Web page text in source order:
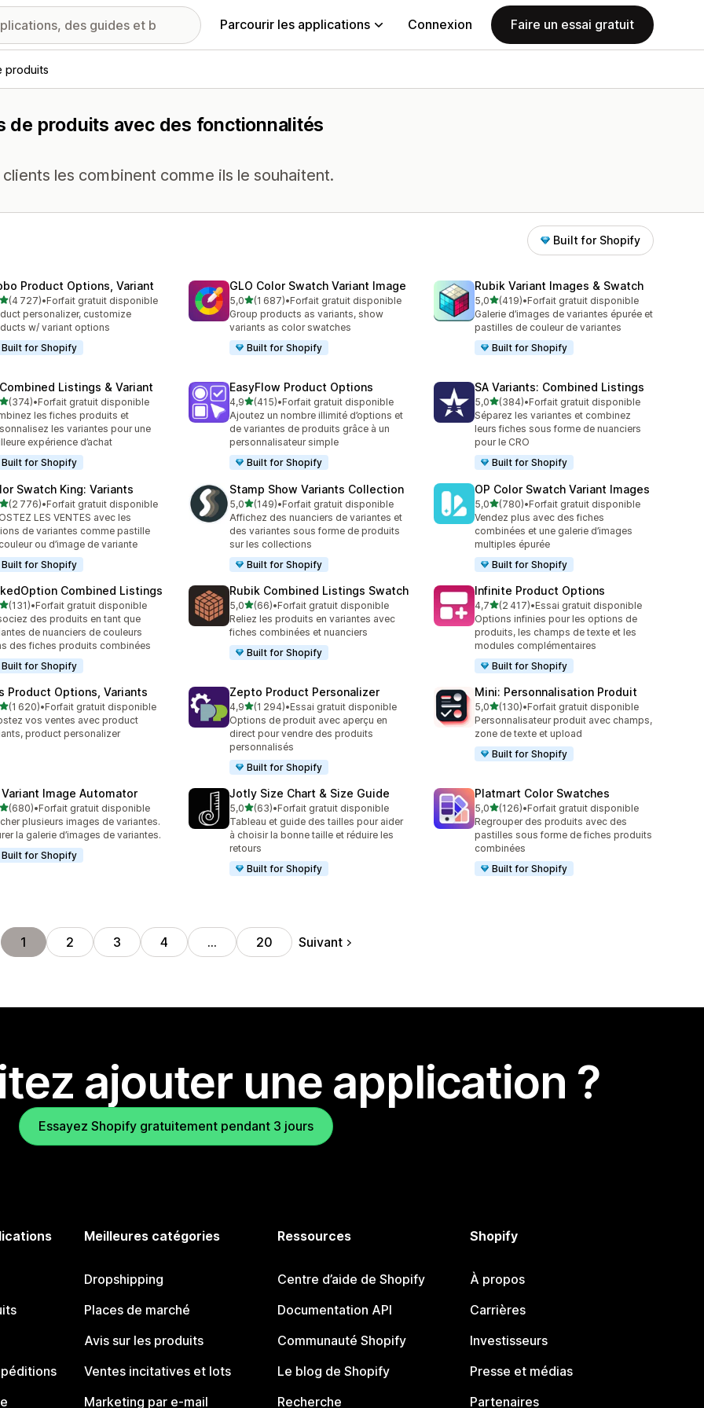
Parcourir les applications Connexion Faire un essai gratuit
produits
de produits avec des fonctionnalités
les combinent comme ils le souhaitent.
Built for Shopify
Product Options, Variant
étoile(s) sur 5
(4 727)
avis au total
•Forfait gratuit disponible
personalizer, customize
w/ variant options
Built for Shopify
GLO Color Swatch Variant Image
5,0étoile(s) sur 5
(1 687)
1687 avis au total
•Forfait gratuit disponible
Group products as variants, show
variants as color swatches
Built for Shopify
Rubik Variant Images & Swatch
5,0étoile(s) sur 5
(419)
419 avis au total
•Forfait gratuit disponible
Galerie d’images de variantes épurée et
pastilles de couleur de variantes
Built for Shopify
Listings & Variant
étoile(s) sur 5
(374)
avis au total
•Forfait gratuit disponible
les fiches produits et
les variantes pour une
expérience d’achat
Built for Shopify
EasyFlow Product Options
4,9étoile(s) sur 5
(415)
415 avis au total
•Forfait gratuit disponible
Ajoutez un nombre illimité d’options et
de variantes de produits grâce à un
personnalisateur simple
Built for Shopify
SA Variants: Combined Listings
5,0étoile(s) sur 5
(384)
384 avis au total
•Forfait gratuit disponible
Séparez les variantes et combinez
leurs fiches sous forme de nuanciers
pour le CRO
Built for Shopify
Swatch King: Variants
étoile(s) sur 5
(2 776)
avis au total
•Forfait gratuit disponible
LES VENTES avec les
de variantes comme pastille
ou d’image de variante
Built for Shopify
Stamp Show Variants Collection
5,0étoile(s) sur 5
(149)
149 avis au total
•Forfait gratuit disponible
Affichez des nuanciers de variantes et
des variantes sous forme de produits
sur les collections
Built for Shopify
OP Color Swatch Variant Images
5,0étoile(s) sur 5
(780)
780 avis au total
•Forfait gratuit disponible
Vendez plus avec des fiches
combinées et une galerie d’images
multiples épurée
Built for Shopify
Combined Listings
étoile(s) sur 5
(131)
avis au total
•Forfait gratuit disponible
des produits en tant que
de nuanciers de couleurs
des fiches produits combinées
Built for Shopify
Rubik Combined Listings Swatch
5,0étoile(s) sur 5
(66)
66 avis au total
•Forfait gratuit disponible
Reliez les produits en variantes avec
fiches combinées et nuanciers
Built for Shopify
Infinite Product Options
4,7étoile(s) sur 5
(2 417)
2417 avis au total
•Essai gratuit disponible
Options infinies pour les options de
produits, les champs de texte et les
modules complémentaires
Built for Shopify
Product Options, Variants
étoile(s) sur 5
(1 620)
avis au total
•Forfait gratuit disponible
vos ventes avec product
product personalizer
Zepto Product Personalizer
4,9étoile(s) sur 5
(1 294)
1294 avis au total
•Essai gratuit disponible
Options de produit avec aperçu en
direct pour vendre des produits
personnalisés
Built for Shopify
Mini: Personnalisation Produit
5,0étoile(s) sur 5
(130)
130 avis au total
•Forfait gratuit disponible
Personnalisateur produit avec champs,
zone de texte et upload
Built for Shopify
Variant Image Automator
étoile(s) sur 5
(680)
avis au total
•Forfait gratuit disponible
plusieurs images de variantes.
la galerie d’images de variantes.
Built for Shopify
Jotly Size Chart & Size Guide
5,0étoile(s) sur 5
(63)
63 avis au total
•Forfait gratuit disponible
Tableau et guide des tailles pour aider
à choisir la bonne taille et réduire les
retours
Built for Shopify
Platmart Color Swatches
5,0étoile(s) sur 5
(126)
126 avis au total
•Forfait gratuit disponible
Regrouper des produits avec des
pastilles sous forme de fiches produits
combinées
Built for Shopify
1 2 3 4 … 20 Suivant
ajouter une application ?
Essayez Shopify gratuitement pendant 3 jours
Meilleures catégories
Dropshipping
Places de marché
Avis sur les produits
Ventes incitatives et lots
Marketing par e-mail
Ressources
Centre d’aide de Shopify
Documentation API
Communauté Shopify
Le blog de Shopify
Recherche
Shopify
À propos
Carrières
Investisseurs
Presse et médias
Partenaires